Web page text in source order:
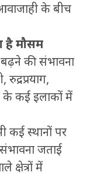
के बीच
है मौसम
की संभावना
के कई इलाकों में
कई स्थानों पर
जताई
क्षेत्रों में